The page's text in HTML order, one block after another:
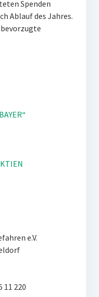
Spenden
Ablauf des Jahres.
e.V.
11 220